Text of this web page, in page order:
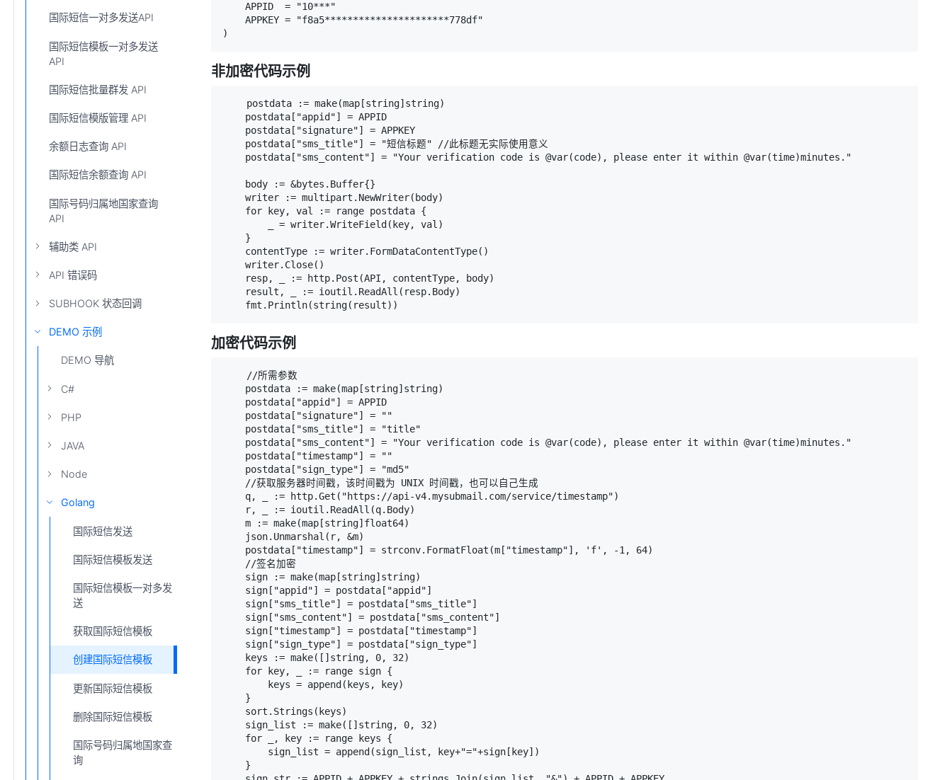
国际短信一对多发送API
国际短信模板一对多发送
API
国际短信批量群发 API
国际短信模版管理 API
余额日志查询 API
国际短信余额查询 API
国际号码归属地国家查询
API
辅助类 API
API 错误码
SUBHOOK 状态回调
DEMO 示例
DEMO 导航
C#
PHP
JAVA
Node
Golang
国际短信发送
国际短信模板发送
国际短信模板一对多发
送
获取国际短信模板
创建国际短信模板
更新国际短信模板
删除国际短信模板
国际号码归属地国家查
询
    APPID  = "10***"
    APPKEY = "f8a5**********************778df"
)
非加密代码示例
    postdata := make(map[string]string)
    postdata["appid"] = APPID
    postdata["signature"] = APPKEY
    postdata["sms_title"] = "短信标题" //此标题无实际使用意义
    postdata["sms_content"] = "Your verification code is @var(code), please enter it within @var(time)minutes."
    body := &bytes.Buffer{}
    writer := multipart.NewWriter(body)
    for key, val := range postdata {
        _ = writer.WriteField(key, val)
    }
    contentType := writer.FormDataContentType()
    writer.Close()
    resp, _ := http.Post(API, contentType, body)
    result, _ := ioutil.ReadAll(resp.Body)
加密代码示例
    //所需参数
    postdata := make(map[string]string)
    postdata["appid"] = APPID
    postdata["signature"] = ""
    postdata["sms_title"] = "title"
    postdata["sms_content"] = "Your verification code is @var(code), please enter it within @var(time)minutes."
    postdata["timestamp"] = ""
    postdata["sign_type"] = "md5"
    //获取服务器时间戳，该时间戳为 UNIX 时间戳，也可以自己生成
    q, _ := http.Get("https://api-v4.mysubmail.com/service/timestamp")
    r, _ := ioutil.ReadAll(q.Body)
    m := make(map[string]float64)
    json.Unmarshal(r, &m)
    postdata["timestamp"] = strconv.FormatFloat(m["timestamp"], 'f', -1, 64)
    //签名加密
    sign := make(map[string]string)
    sign["appid"] = postdata["appid"]
    sign["sms_title"] = postdata["sms_title"]
    sign["sms_content"] = postdata["sms_content"]
    sign["timestamp"] = postdata["timestamp"]
    sign["sign_type"] = postdata["sign_type"]
    keys := make([]string, 0, 32)
    for key, _ := range sign {
        keys = append(keys, key)
    }
    sort.Strings(keys)
    sign_list := make([]string, 0, 32)
    for _, key := range keys {
        sign_list = append(sign_list, key+"="+sign[key])
    }